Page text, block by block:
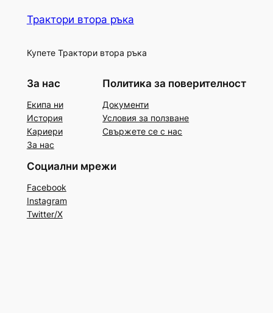
Трактори втора ръка
Купете Трактори втора ръка
За нас
Екипа ни
История
Кариери
За нас
Политика за поверителност
Документи
Условия за ползване
Свържете се с нас
Социални мрежи
Facebook
Instagram
Twitter/X